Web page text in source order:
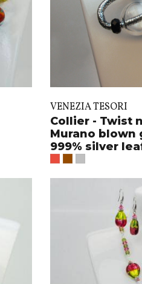
VENEZIA TESORI
Collier - Twist
Murano blown
999% silver